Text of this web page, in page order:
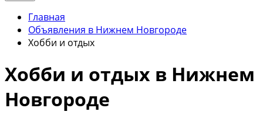
Главная
Объявления в Нижнем Новгороде
Хобби и отдых
Хобби и отдых в Нижнем
Новгороде